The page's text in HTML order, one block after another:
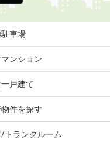
駐車場
ンション
戸建て
件を探す
トランクルーム